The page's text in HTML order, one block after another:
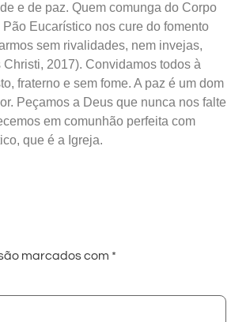
e de paz. Quem comunga do Corpo
Eucarístico nos cure do fomento
sem rivalidades, nem invejas,
2017). Convidamos todos à
fraterno e sem fome. A paz é um dom
Peçamos a Deus que nunca nos falte
em comunhão perfeita com
que é a Igreja.
marcados com *